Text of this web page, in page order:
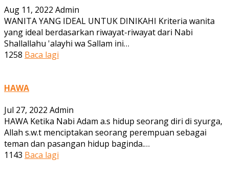
Aug 11, 2022 Admin
WANITA YANG IDEAL UNTUK DINIKAHI Kriteria wanita
yang ideal berdasarkan riwayat-riwayat dari Nabi
Shallallahu 'alayhi wa Sallam ini…
1258 Baca lagi
HAWA
Jul 27, 2022 Admin
HAWA Ketika Nabi Adam a.s hidup seorang diri di syurga,
Allah s.w.t menciptakan seorang perempuan sebagai
teman dan pasangan hidup baginda.…
1143 Baca lagi